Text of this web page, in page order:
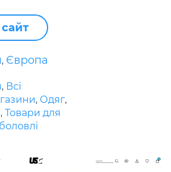
, Європа
, Всі
, Одяг,
, Товари для